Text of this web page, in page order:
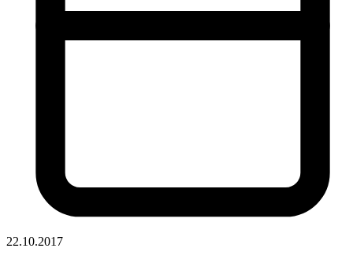
22.10.2017